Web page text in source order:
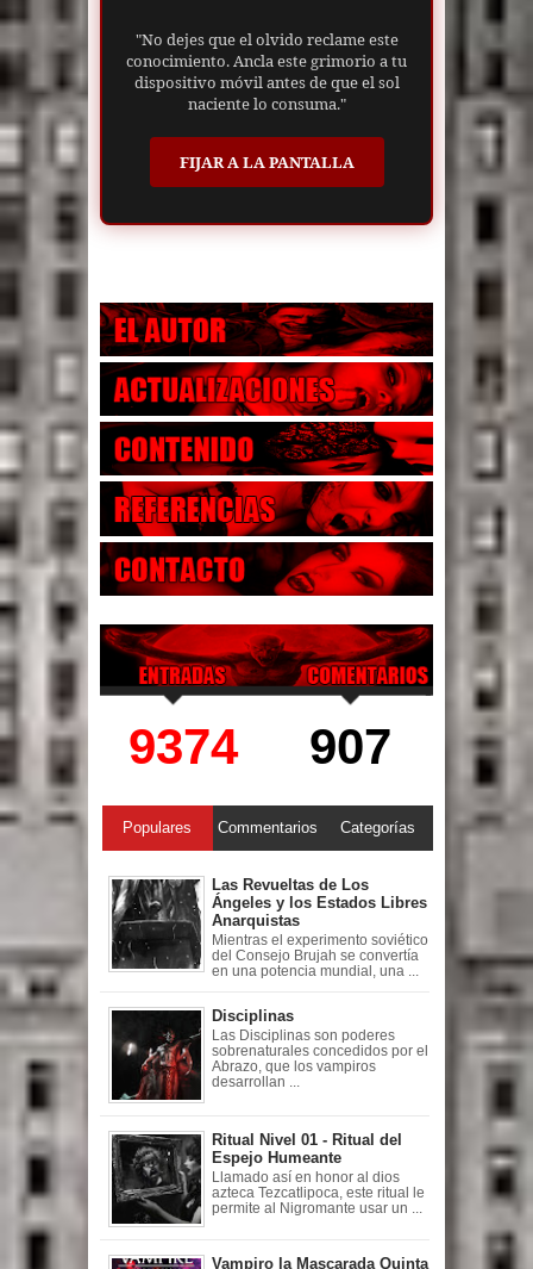
"No dejes que el olvido reclame este
conocimiento. Ancla este grimorio a tu
dispositivo móvil antes de que el sol
naciente lo consuma."
FIJAR A LA PANTALLA
9374 907
Populares Commentarios Categorías
Las Revueltas de Los
Ángeles y los Estados Libres
Anarquistas
Mientras el experimento soviético
del Consejo Brujah se convertía
en una potencia mundial, una ...
Disciplinas
Las Disciplinas son poderes
sobrenaturales concedidos por el
Abrazo, que los vampiros
desarrollan ...
Ritual Nivel 01 - Ritual del
Espejo Humeante
Llamado así en honor al dios
azteca Tezcatlipoca, este ritual le
permite al Nigromante usar un ...
Vampiro la Mascarada Quinta